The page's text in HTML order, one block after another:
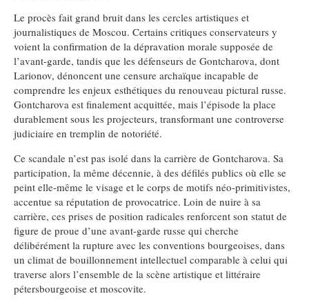
Le procès fait grand bruit dans les cercles artistiques et
journalistiques de Moscou. Certains critiques conservateurs y
voient la confirmation de la dépravation morale supposée de
l’avant-garde, tandis que les défenseurs de Gontcharova, dont
Larionov, dénoncent une censure archaïque incapable de
comprendre les enjeux esthétiques du renouveau pictural russe.
Gontcharova est finalement acquittée, mais l’épisode la place
durablement sous les projecteurs, transformant une controverse
judiciaire en tremplin de notoriété.
Ce scandale n’est pas isolé dans la carrière de Gontcharova. Sa
participation, la même décennie, à des défilés publics où elle se
peint elle-même le visage et le corps de motifs néo-primitivistes,
accentue sa réputation de provocatrice. Loin de nuire à sa
carrière, ces prises de position radicales renforcent son statut de
figure de proue d’une avant-garde russe qui cherche
délibérément la rupture avec les conventions bourgeoises, dans
un climat de bouillonnement intellectuel comparable à celui qui
traverse alors l’ensemble de la scène artistique et littéraire
pétersbourgeoise et moscovite.